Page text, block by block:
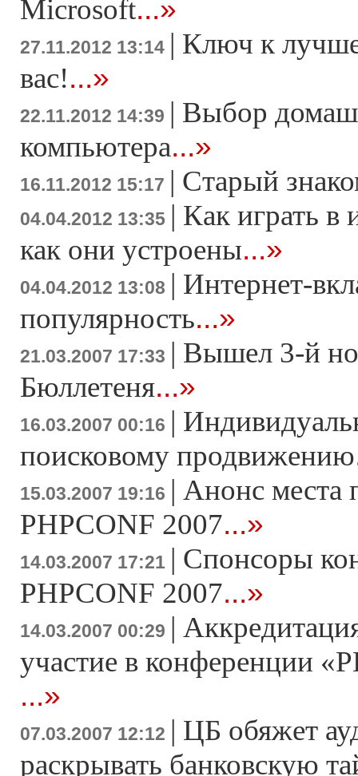
Microsoft...»
27.11.2012 13:14 | Ключ к
вас!...»
22.11.2012 14:39 | Выбор
компьютера...»
16.11.2012 15:17 | Старый
04.04.2012 13:35 | Как играть в
как они устроены...»
04.04.2012 13:08 | Интернет-
популярность...»
21.03.2007 17:33 | Вышел 3-й
Бюллетеня...»
16.03.2007 00:16 |
поисковому продвижению
15.03.2007 19:16 | Анонс места
PHPCONF 2007...»
14.03.2007 17:21 | Спонсоры
PHPCONF 2007...»
14.03.2007 00:29 |
участие в конференции
...»
07.03.2007 12:12 | ЦБ обяжет
раскрывать банковскую